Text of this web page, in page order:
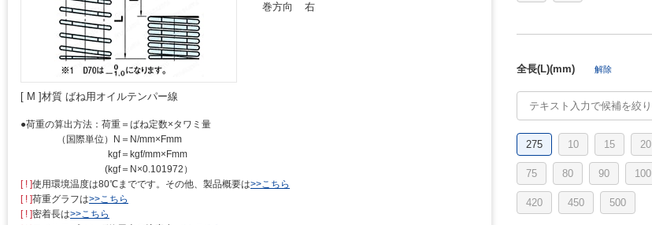
[ M ]材質 ばね用オイルテンパー線
巻方向
右
●荷重の算出方法：荷重
（国際単位）N
kgf
(kgf
＝ばね定数×タワミ量
＝N/mm×Fmm
＝kgf/mm×Fmm
＝N×0.101972）
[ ! ]使用環境温度は80℃までです。その他、製品概要は>>こちら
[ ! ]荷重グラフは>>こちら
[ ! ]密着長は>>こちら
全長(L)(mm) 解除
275 10 15 20
75 80 90 100
420 450 500